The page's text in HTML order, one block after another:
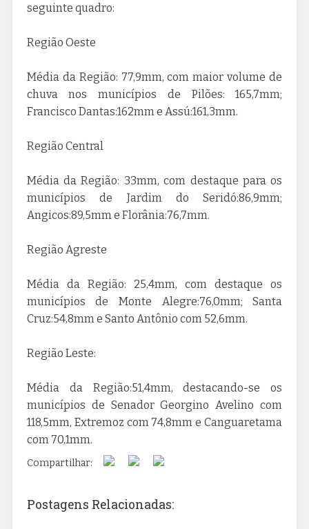
seguinte quadro:
Região Oeste
Média da Região: 77,9mm, com maior volume de
chuva nos municípios de Pilões: 165,7mm;
Francisco Dantas:162mm e Assú:161,3mm.
Região Central
Média da Região: 33mm, com destaque para os
municípios de Jardim do Seridó:86,9mm;
Angicos:89,5mm e Florânia:76,7mm.
Região Agreste
Média da Região: 25,4mm, com destaque os
municípios de Monte Alegre:76,0mm; Santa
Cruz:54,8mm e Santo Antônio com 52,6mm.
Região Leste:
Média da Região:51,4mm, destacando-se os
municípios de Senador Georgino Avelino com
118,5mm, Extremoz com 74,8mm e Canguaretama
com 70,1mm.
Compartilhar:
Postagens Relacionadas: